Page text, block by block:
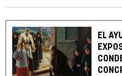
EL